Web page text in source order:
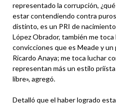
representado la corrupción, ¿qué
estar contendiendo contra
distinto, es un PRI de
López Obrador, también me
convicciones que es Meade y
Ricardo Anaya; me toca luchar
representan más un estilo
libre», agregó.
Detalló que el haber logrado